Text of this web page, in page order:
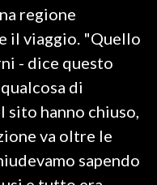
regione
il viaggio. "Quello
- dice questo
di
hanno chiuso,
va oltre le
sapendo